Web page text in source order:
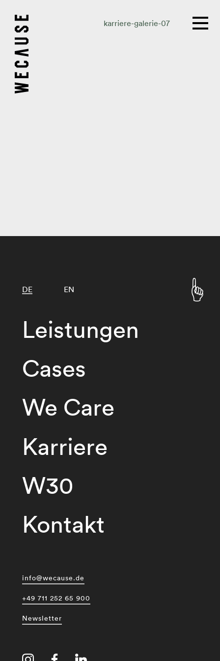
karriere-galerie-07
Leistungen
Cases
We Care
Karriere
W30
Kontakt
DE EN
info@wecause.de
+49 711 252 65 900
Newsletter